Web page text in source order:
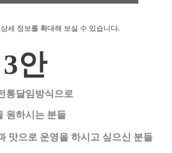
상세 정보를 확대해 보실 수 있습니다.
안
통달임방식으로
원하시는 분들
맛으로 운영을 하시고 싶으신 분들